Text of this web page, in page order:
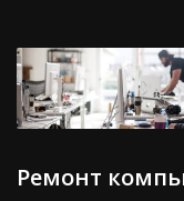
Ремонт